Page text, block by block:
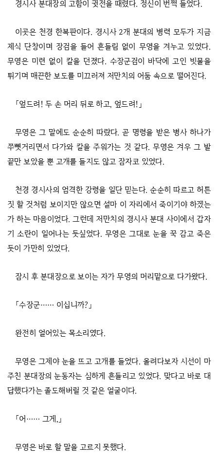
경시사 분대장의 고함이 귓전을 때렸다. 정신이 번쩍 들었다.
이곳은 천경 한복판이다. 경시사 2개 분대의 병력 모두가 지금
제식 단창이며 장검을 들어 흔들림 없이 무영을 겨누고 있었다.
무영은 미련 없이 칼을 던졌다. 수장군검이 바닥에 고인 빗물을
튀기며 매끈한 보도를 미끄러져 저만치의 어둠 속으로 떨어진다.
「엎드려! 두 손 머리 뒤로 하고, 엎드려!」
무영은 그 말에도 순순히 따랐다. 곧 명령을 받은 병사 하나가
쭈뼛거리면서 다가와 칼을 주워가는 것 같다. 무영은 겨우 그 발
끝만 보았을 뿐 고개를 들지도 않고 잠자코 있었다.
천경 경시사의 엄격한 강령을 일단 믿는다. 순순히 따르고 허튼
짓 할 것처럼 보이지만 않으면 설마 이 자리에서 죽이기야 하겠는
가 하는 마음이었다. 그런데 저만치의 경시사 분대 사이에서 갑자
기 소란이 일어나는 듯싶었다. 무영은 그대로 눈을 꾹 감고 죽은
듯이 가만히 있었다.
잠시 후 분대장으로 보이는 자가 무영의 머리맡으로 다가왔다.
「수장군…… 이십니까?」
완전히 얼어있는 목소리였다.
무영은 그제야 눈을 뜨고 고개를 들었다. 올려다보자 시선이 마
주친 분대장의 눈동자는 심하게 흔들리고 있었다. 맞다고 바로 대
답했다가는 졸도해버릴 것 같은 얼굴이다.
「어…… 그게,」
무영은 바로 할 말을 고르지 못했다.